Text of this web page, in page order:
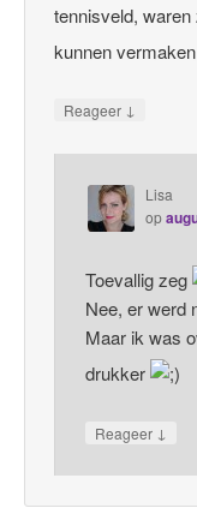
tennisveld,
kunnen
Reageer ↓
Lisa
op
Toevallig zeg
Nee, er werd
Maar ik was
drukker
Reageer ↓